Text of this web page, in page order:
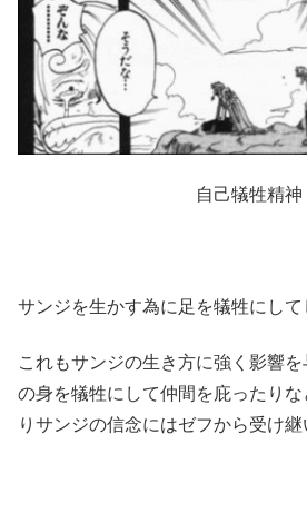
自己犠牲精神
サンジを生かす為に足を犠牲にして
これもサンジの生き方に強く影響
の身を犠牲にして仲間を庇ったり
りサンジの信念にはゼフから受け継